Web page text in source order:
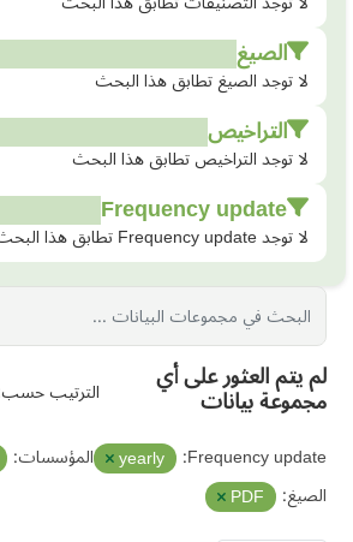
الصيغ
لا توجد الصيغ تطابق هذا البحث
التراخيص
لا توجد التراخيص تطابق هذا البحث
Frequency update
لا توجد Frequency update تطابق هذا البحث
الترتيب حسب لم يتم العثور على أي
مجموعة بيانات
Frequency update:
yearly المؤسسات:
الصيغ: PDF